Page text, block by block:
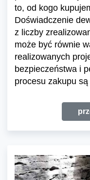
to, od kogo
Doświadczenie
z liczby
może być równie
realizowanych
bezpieczeństwa i
procesu zakupu